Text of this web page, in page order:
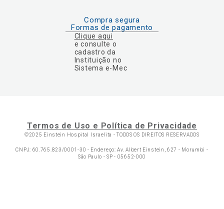
Compra segura
Formas de pagamento
Clique aqui
e consulte o
cadastro da
Instituição no
Sistema e-Mec
Termos de Uso e Política de Privacidade
©2025 Einstein Hospital Israelita -TODOS OS DIREITOS RESERVADOS
CNPJ: 60.765.823/0001-30 - Endereço: Av. Albert Einstein, 627 - Morumbi -
São Paulo - SP - 05652-000